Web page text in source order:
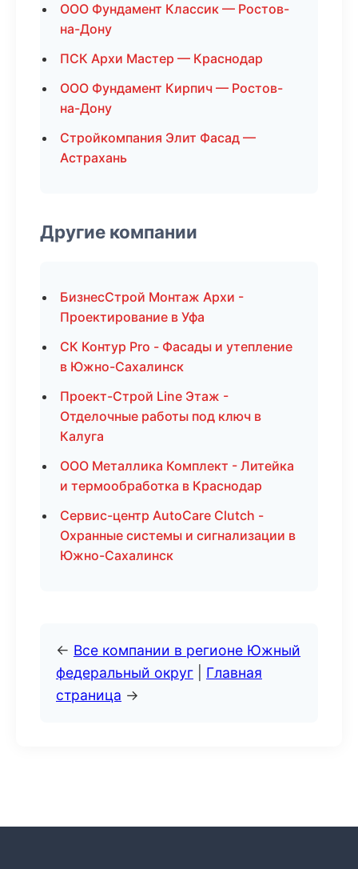
ООО Фундамент Классик — Ростов-
на-Дону
ПСК Архи Мастер — Краснодар
ООО Фундамент Кирпич — Ростов-
на-Дону
Стройкомпания Элит Фасад —
Астрахань
Другие компании
БизнесСтрой Монтаж Архи -
Проектирование в Уфа
СК Контур Pro - Фасады и утепление
в Южно-Сахалинск
Проект-Строй Line Этаж -
Отделочные работы под ключ в
Калуга
ООО Металлика Комплект - Литейка
и термообработка в Краснодар
Сервис-центр AutoCare Clutch -
Охранные системы и сигнализации в
Южно-Сахалинск
← Все компании в регионе Южный
федеральный округ
Главная
страница →